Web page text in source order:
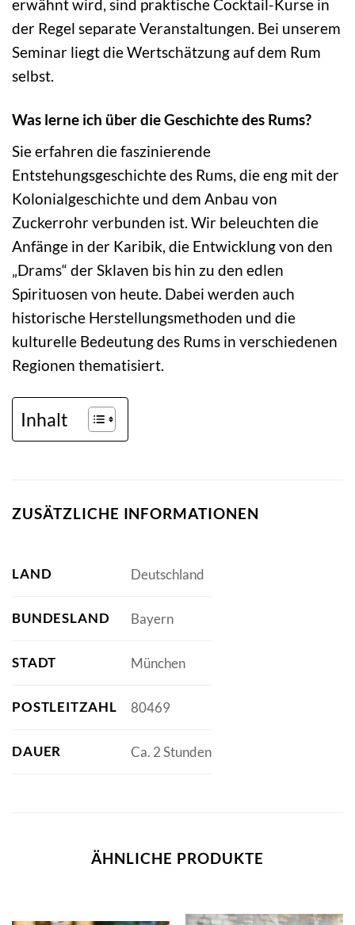
erwähnt wird, sind praktische Cocktail-Kurse in
der Regel separate Veranstaltungen. Bei unserem
Seminar liegt die Wertschätzung auf dem Rum
selbst.
Was lerne ich über die Geschichte des Rums?
Sie erfahren die faszinierende
Entstehungsgeschichte des Rums, die eng mit der
Kolonialgeschichte und dem Anbau von
Zuckerrohr verbunden ist. Wir beleuchten die
Anfänge in der Karibik, die Entwicklung von den
„Drams“ der Sklaven bis hin zu den edlen
Spirituosen von heute. Dabei werden auch
historische Herstellungsmethoden und die
kulturelle Bedeutung des Rums in verschiedenen
Regionen thematisiert.
Inhalt
ZUSÄTZLICHE INFORMATIONEN
LAND Deutschland
BUNDESLAND Bayern
STADT München
POSTLEITZAHL 80469
DAUER Ca. 2 Stunden
ÄHNLICHE PRODUKTE